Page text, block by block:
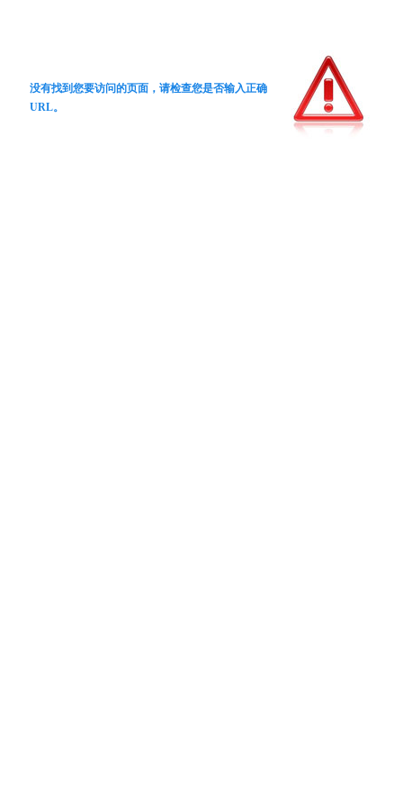
没有找到您要访问的页面，请检查您是否输入正确
URL。